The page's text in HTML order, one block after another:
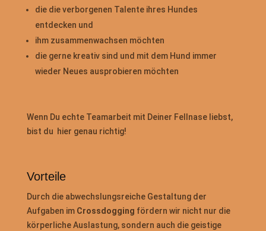
die die verborgenen Talente ihres Hundes
entdecken und
ihm zusammenwachsen möchten
die gerne kreativ sind und mit dem Hund immer
wieder Neues ausprobieren möchten
Wenn Du echte Teamarbeit mit Deiner Fellnase liebst,
bist du hier genau richtig!
Vorteile
Durch die abwechslungsreiche Gestaltung der
Aufgaben im Crossdogging fördern wir nicht nur die
körperliche Auslastung, sondern auch die geistige